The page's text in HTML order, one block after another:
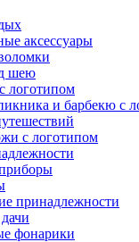
аксессуары
шею
логотипом
и барбекю с
с логотипом
принадлежности
фонарики